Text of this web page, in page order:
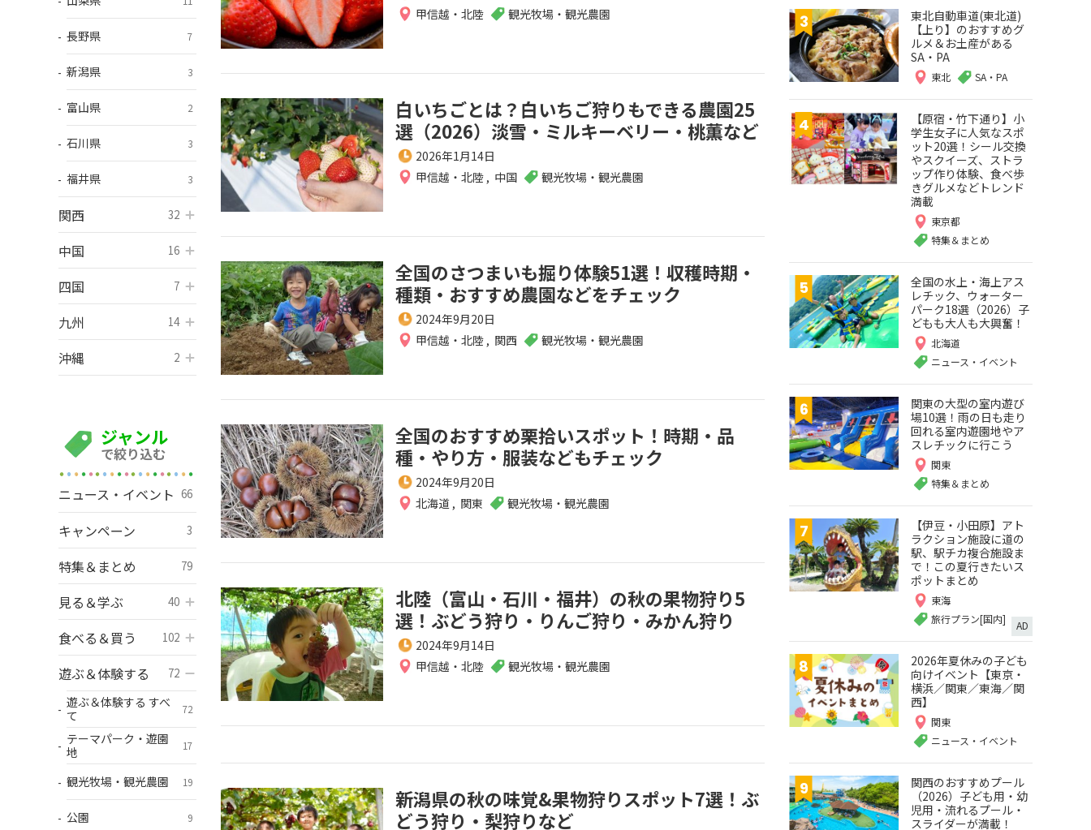
長野県 7
新潟県 3
富山県 2
石川県 3
福井県 3
関西 32
開く
中国
16
四国
7
開く
九州
14
開く
沖縄
2 開く
ジャンル
で絞り込む
ニュース・イベント 66
キャンペーン 3
特集＆まとめ 79
見る＆学ぶ 40
開く
食べる＆買う
102
開く
遊ぶ＆体験する
72 開く
遊ぶ＆体験する すべ
て
72
テーマパーク・遊園
地
17
観光牧場・観光農園 19
公園 9
甲信越・北陸
観光牧場・観光農園
白いちごとは？白いちご狩りもできる農園25
選（2026）淡雪・ミルキーベリー・桃薫など
2026年1月14日
甲信越・北陸 , 中国 観光牧場・観光農園
全国のさつまいも掘り体験51選！収穫時期・
種類・おすすめ農園などをチェック
2024年9月20日
甲信越・北陸 , 関西 観光牧場・観光農園
全国のおすすめ栗拾いスポット！時期・品
種・やり方・服装などもチェック
2024年9月20日
北海道 , 関東 観光牧場・観光農園
北陸（富山・石川・福井）の秋の果物狩り5
選！ぶどう狩り・りんご狩り・みかん狩り
2024年9月14日
甲信越・北陸
観光牧場・観光農園
新潟県の秋の味覚&果物狩りスポット7選！ぶ
どう狩り・梨狩りなど
東北自動車道(東北道)
【上り】のおすすめグ
ルメ＆お土産がある
SA・PA
東北 SA・PA
【原宿・竹下通り】小
学生女子に人気なスポ
ット20選！シール交換
やスクイーズ、ストラ
ップ作り体験、食べ歩
きグルメなどトレンド
満載
東京都
特集＆まとめ
全国の水上・海上アス
レチック、ウォーター
パーク18選（2026）子
どもも大人も大興奮！
北海道
ニュース・イベント
関東の大型の室内遊び
場10選！雨の日も走り
回れる室内遊園地やア
スレチックに行こう
関東
特集＆まとめ
【伊豆・小田原】アト
ラクション施設に道の
駅、駅チカ複合施設ま
で！この夏行きたいス
ポットまとめ
東海
旅行プラン[国内]
AD
2026年夏休みの子ども
向けイベント【東京・
横浜／関東／東海／関
西】
関東
ニュース・イベント
関西のおすすめプール
（2026）子ども用・幼
児用・流れるプール・
スライダーが満載！